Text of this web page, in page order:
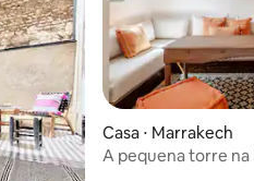
Casa ⋅ Marrakech
A pequena torre na